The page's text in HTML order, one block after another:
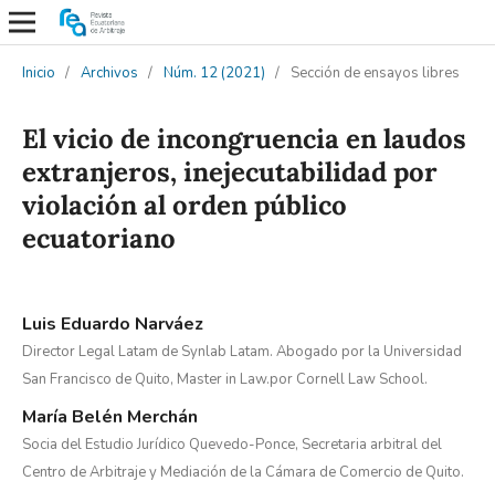
Inicio / Archivos / Núm. 12 (2021) / Sección de ensayos libres
El vicio de incongruencia en laudos
extranjeros, inejecutabilidad por
violación al orden público
ecuatoriano
Luis Eduardo Narváez
Director Legal Latam de Synlab Latam. Abogado por la Universidad
San Francisco de Quito, Master in Law.por Cornell Law School.
María Belén Merchán
Socia del Estudio Jurídico Quevedo-Ponce, Secretaria arbitral del
Centro de Arbitraje y Mediación de la Cámara de Comercio de Quito.